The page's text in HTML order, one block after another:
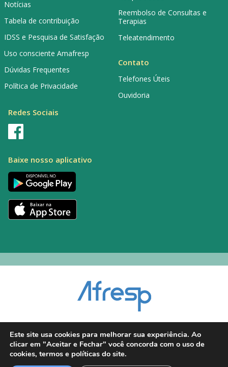
Notícias
Tabela de contribuição
IDSS e Pesquisa de Satisfação
Uso consciente Amafresp
Dúvidas Frequentes
Política de Privacidade
Reembolso de Consultas e
Terapias
Teleatendimento
Contato
Telefones Úteis
Ouvidoria
Redes Sociais
Baixe nosso aplicativo
dpo@afresp.org.br
Diretor Técnico: Antonio Carlos Aparecido. CRM: 54.464
Este site usa cookies para melhorar sua experiência. Ao
clicar em "Aceitar e Fechar" você concorda com o uso de
cookies, termos e políticas do site.